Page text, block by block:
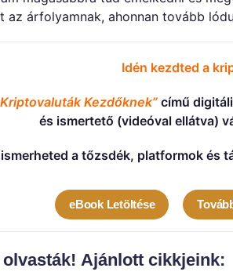
az árfolyamnak, ahonnan tovább
Idén kezdted a
Kezdőknek” című
és ismertető (videóval ellátva)
a tőzsdék, platformok és
eBook Letöltése
Ajánlott cikkjeink: